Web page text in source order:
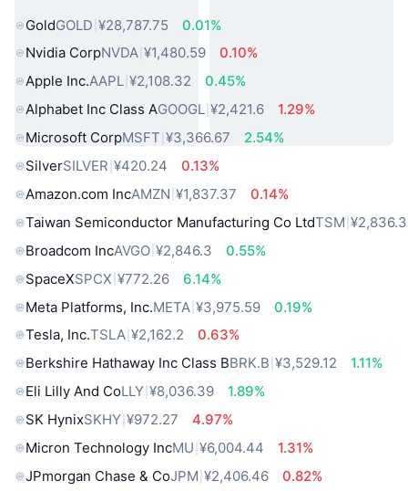
GoldGOLD ¥28,787.75
0.01%
Nvidia CorpNVDA ¥1,480.59
0.10%
Apple Inc.AAPL ¥2,108.32
0.45%
Alphabet Inc Class AGOOGL ¥2,421.6
1.29%
Microsoft CorpMSFT ¥3,366.67
2.54%
SilverSILVER ¥420.24
0.13%
Amazon.com IncAMZN ¥1,837.37
0.14%
Taiwan Semiconductor Manufacturing Co LtdTSM
Broadcom IncAVGO ¥2,846.3
0.55%
SpaceXSPCX ¥772.26
6.14%
Meta Platforms, Inc.META ¥3,975.59
0.19%
Tesla, Inc.TSLA ¥2,162.2
0.63%
Berkshire Hathaway Inc Class BBRK.B ¥3,529.12
1.11%
Eli Lilly And CoLLY ¥8,036.39
1.89%
SK HynixSKHY ¥972.27
4.97%
Micron Technology IncMU ¥6,004.44
1.31%
JPmorgan Chase & CoJPM ¥2,406.46
0.82%